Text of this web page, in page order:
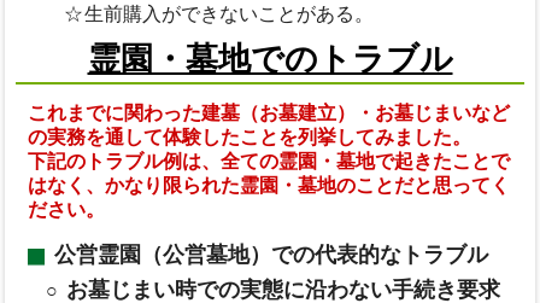
生前購入ができないことがある。
霊園・墓地でのトラブル
これまでに関わった建墓（お墓建立）・お墓じまいなど
の実務を通して体験したことを列挙してみました。
下記のトラブル例は、全ての霊園・墓地で起きたことで
はなく、かなり限られた霊園・墓地のことだと思ってく
ださい。
公営霊園（公営墓地）での代表的なトラブル
お墓じまい時での実態に沿わない手続き要求